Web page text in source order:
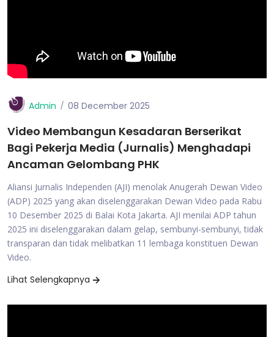
Admin 08 December 2025
Video Membangun Kesadaran Berserikat
Bagi Pekerja Media (Jurnalis) Menghadapi
Ancaman Gelombang PHK
Aliansi Jurnalis Independen (AJI) menolak Anugerah Dewan Video
(ADP) 2025 yang akan diselenggarakan Dewan Video pada Rabu
10 Desember 2025 di Balai Kota Jakarta. AJI menilai ADP tahun
2025 ini diselenggarakan dalam gelap, sembunyi-sembunyi, tidak
transparan dan tidak melibatkan 11 lembaga konstituen Dewan
Video.
Lihat Selengkapnya